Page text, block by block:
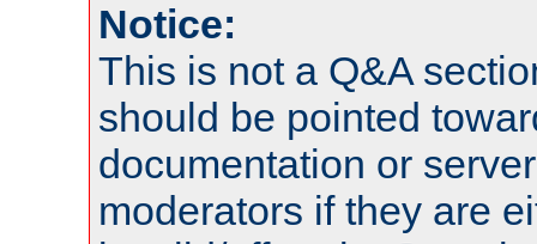
Notice:
This is not a Q&A
should be pointed
documentation or
moderators if they are